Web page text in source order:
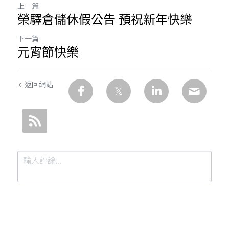
上一篇
榮驛倉儲休假公告 預祝新年快樂
下一篇
元宵節快樂
返回網站